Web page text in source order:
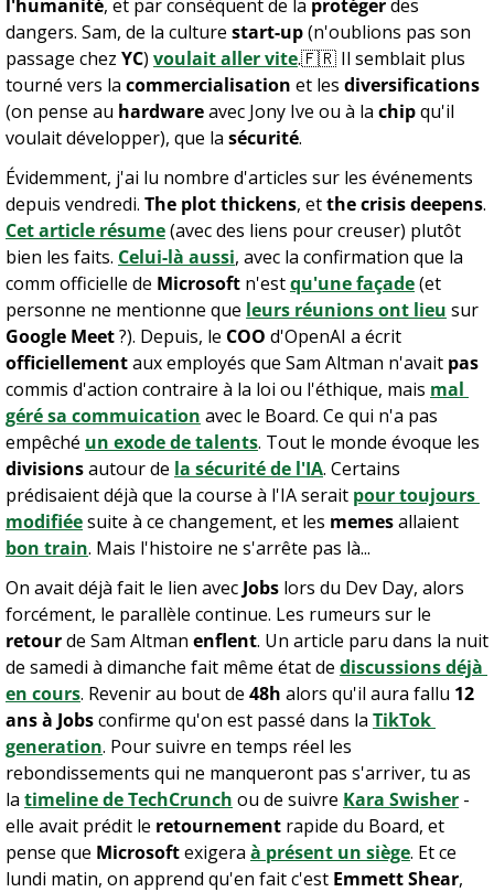
l'humanité, et par conséquent de la protéger des
dangers. Sam, de la culture start-up (n'oublions pas son
passage chez YC) voulait aller vite.🇫🇷 Il semblait plus
tourné vers la commercialisation et les diversifications
(on pense au hardware avec Jony Ive ou à la chip qu'il
voulait développer), que la sécurité.
Évidemment, j'ai lu nombre d'articles sur les événements
depuis vendredi. The plot thickens, et the crisis deepens
Cet article résume (avec des liens pour creuser) plutôt
bien les faits. Celui-là aussi, avec la confirmation que la
comm officielle de Microsoft n'est qu'une façade (et
personne ne mentionne que leurs réunions ont lieu
Google Meet ?). Depuis, le COO
officiellement aux employés que Sam Altman n'avait pas
commis d'action contraire à la loi ou l'éthique, mais mal
géré sa commuication avec le Board. Ce qui n'a pas
empêché un exode de talents
divisions autour de la sécurité de l'IA. Certains
prédisaient déjà que la course à l'IA serait pour toujours
modifiée suite à ce changement, et les memes
bon train. Mais l'histoire ne s'arrête pas là...
On avait déjà fait le lien avec Jobs lors du Dev Day, alors
retour de Sam Altman enflent. Un article paru dans la nuit
de samedi à dimanche fait même état de discussions déjà
en cours. Revenir au bout de 48h alors qu'il aura fallu 12
ans à Jobs confirme qu'on est passé dans la TikTok
generation. Pour suivre en temps réel les
rebondissements qui ne manqueront pas s'arriver, tu as
la timeline de TechCrunch ou de suivre Kara Swisher -
elle avait prédit le retournement rapide du Board, et
pense que Microsoft exigera à présent un siège. Et ce
lundi matin, on apprend qu'en fait c'est Emmett Shear,